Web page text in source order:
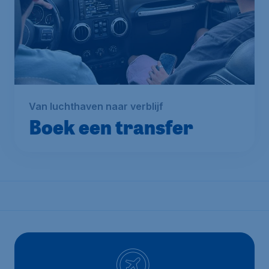
Van luchthaven naar verblijf
Boek een transfer